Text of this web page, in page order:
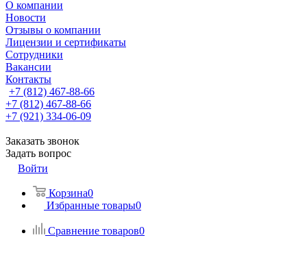
О компании
Новости
Отзывы о компании
Лицензии и сертификаты
Сотрудники
Вакансии
Контакты
+7 (812) 467-88-66
+7 (812) 467-88-66
+7 (921) 334-06-09
Заказать звонок
Задать вопрос
Войти
Корзина0
Избранные товары0
Сравнение товаров0